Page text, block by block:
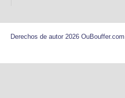
Derechos de autor 2026